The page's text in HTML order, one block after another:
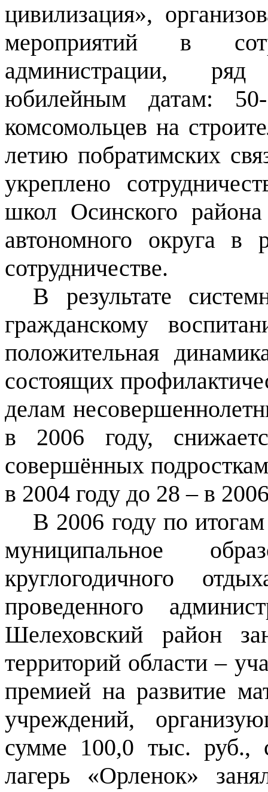
цивилизация»,
мероприятий в
администрации,
юбилейным датам:
комсомольцев на
летию побратимских
укреплено
школ Осинского
автономного округа
сотрудничестве.
В результате
гражданскому
положительная
состоящих
делам
в 2006 году,
совершённых
в 2004 году до 28 – в
В 2006 году по
муниципальное
круглогодичного
проведенного
Шелеховский район
территорий области –
премией на развитие
учреждений,
сумме 100,0 тыс. руб.,
лагерь «Орленок»